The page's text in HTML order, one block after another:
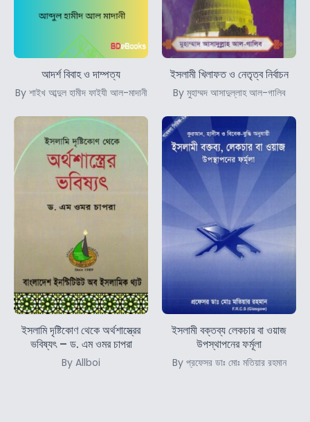
আদর্শ বিবাহ ও দাম্পত্য
By শাইখ আব্দুল হামীদ ফাইযী আল-মাদানী
ইসলামী খিলাফত ও নেতৃত্ব নির্বাচন
By মুহাম্মদ আসাদুল্লাহ আল-গালিব
ইসলামি দৃষ্টিকোণ থেকে অর্থশাস্ত্রের
ভবিষ্যৎ – ড. এম ওমর চাপরা
By Allboi
ইসলামী বক্তব্য লেকচার বা ওয়াজ
উপস্থাপনের ফর্মূলা
By প্রফেসর ডাঃ মোঃ মতিয়ার রহমান